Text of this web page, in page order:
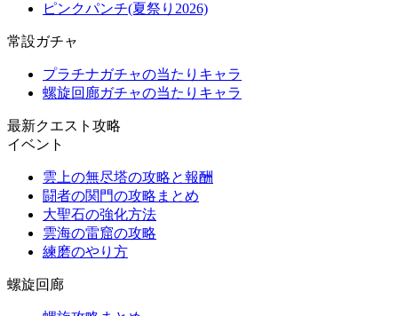
ピンクパンチ(夏祭り2026)
常設ガチャ
プラチナガチャの当たりキャラ
螺旋回廊ガチャの当たりキャラ
最新クエスト攻略
イベント
雲上の無尽塔の攻略と報酬
闘者の関門の攻略まとめ
大聖石の強化方法
雲海の雷窟の攻略
練磨のやり方
螺旋回廊